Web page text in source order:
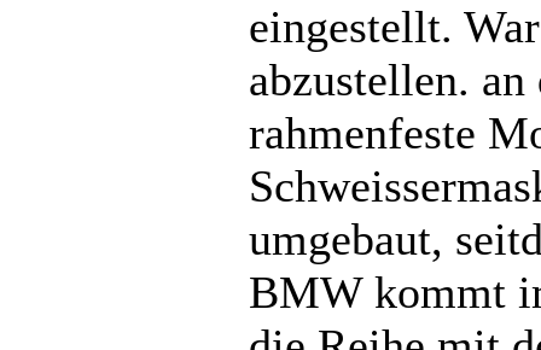
eingestellt.
abzustellen.
rahmenfeste
umgebaut,
BMW kommt